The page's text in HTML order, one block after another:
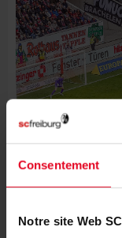
Consentement
Notre site Web